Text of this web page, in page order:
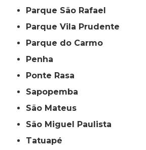
Parque São Rafael
Parque Vila Prudente
Parque do Carmo
Penha
Ponte Rasa
Sapopemba
São Mateus
São Miguel Paulista
Tatuapé